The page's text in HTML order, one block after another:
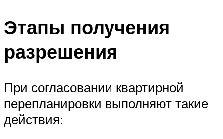
Этапы получения
разрешения
При согласовании квартирной
перепланировки выполняют такие
действия: